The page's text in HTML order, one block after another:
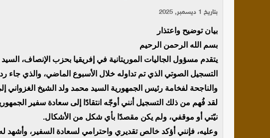
بتاريخ 1 ديسمبر, 2025
بيان توضيح واعتذار
بسم الله الرحمن الرحيم
يتقدم مسؤول الجاليات الموريتانية في إفريقيا بحزب الإنصاف،
التسجيل الصوتي الذي تم تداوله خلال الأسبوع الماضي، والذي جاء
والناجحة لفخامة رئيس الجمهورية السيد محمد ولد الشيخ الغزواني
لقد فُهم من ذلك التسجيل أنني أوجّه انتقادًا إلى سعادة سفير
نيّتي أو موقفي، ولم يكن مقصدًا بأي شكل من الأشكال.
وعليه، فإنني أؤكد خالص تقديري واحترامي لسعادة السفير، وأشهد له